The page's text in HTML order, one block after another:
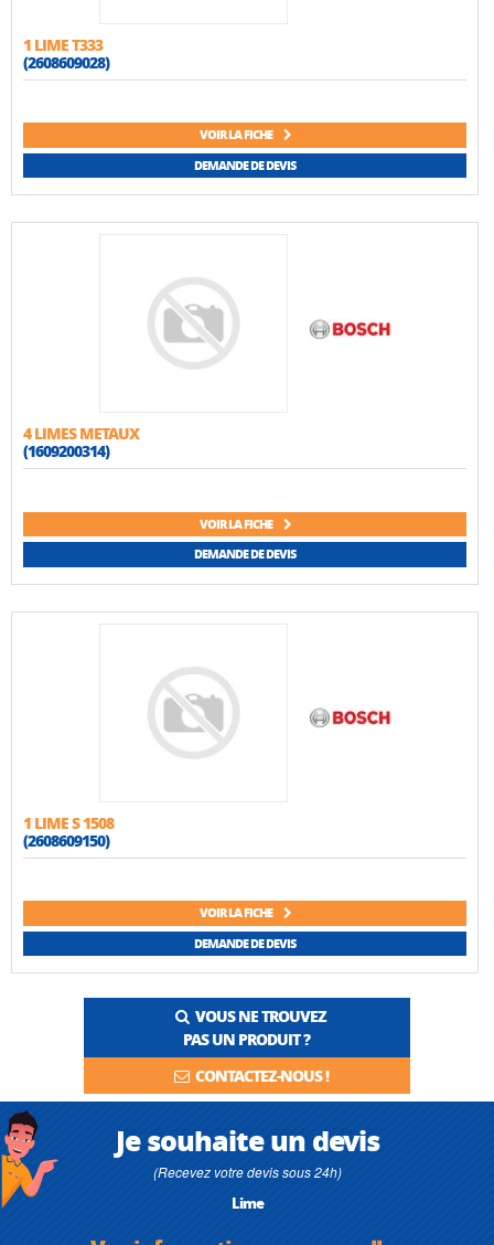
1 LIME T333
(2608609028)
VOIR LA FICHE
DEMANDE DE DEVIS
4 LIMES METAUX
(1609200314)
VOIR LA FICHE
DEMANDE DE DEVIS
1 LIME S 1508
(2608609150)
VOIR LA FICHE
DEMANDE DE DEVIS
VOUS NE TROUVEZ
PAS UN PRODUIT ?
CONTACTEZ-NOUS !
Je souhaite un devis
(Recevez votre devis sous 24h)
Lime